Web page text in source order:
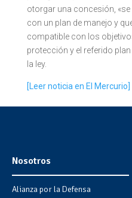
otorgar una concesión, «se
con un plan de manejo y
compatible con los
protección y el referido
la ley.
[Leer noticia en El Mercurio]
Nosotros
Alianza por la Defensa